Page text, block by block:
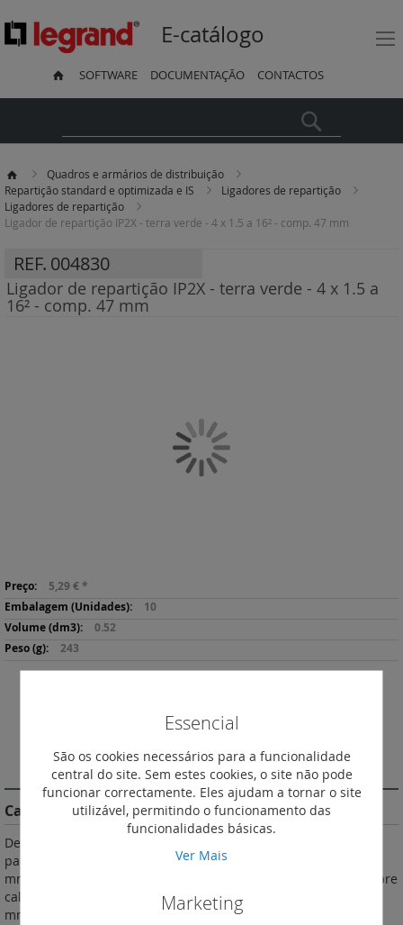
E-catálogo
SOFTWARE DOCUMENTAÇÃO CONTACTOS
Quadros e armários de distribuição
Repartição standard e optimizada e IS
Ligadores de repartição
Ligadores de repartição
Ligador de repartição IP2X - terra verde - 4 x 1.5 a 16² - comp. 47 mm
REF. 004830
Ligador de repartição IP2X - terra verde - 4 x 1.5 a
16² - comp. 47 mm
Mais
informação
5,29 € *
10
0.52
243
Ficha de Produto
o
início
de
DESCRIÇÃO
Características do Produto
De acordo com a norma IEC 60998-2-1. Fornecidos com
parafusos desapertados. 100 A máx. - 400 V~ com chegada 25
mm2. 80 A máx. - 400 V~com chegada 16 mm2. Montam-se sobre
calha 4 ou 1 sobre suporte ref. 0 048 11 ou sobre barra 12 x 2
mm.
Essencial
São os cookies necessários para a funcionalidade
central do site. Sem estes cookies, o site não pode
funcionar correctamente. Eles ajudam a tornar o site
utilizável, permitindo o funcionamento das
funcionalidades básicas.
Ver Mais
Marketing